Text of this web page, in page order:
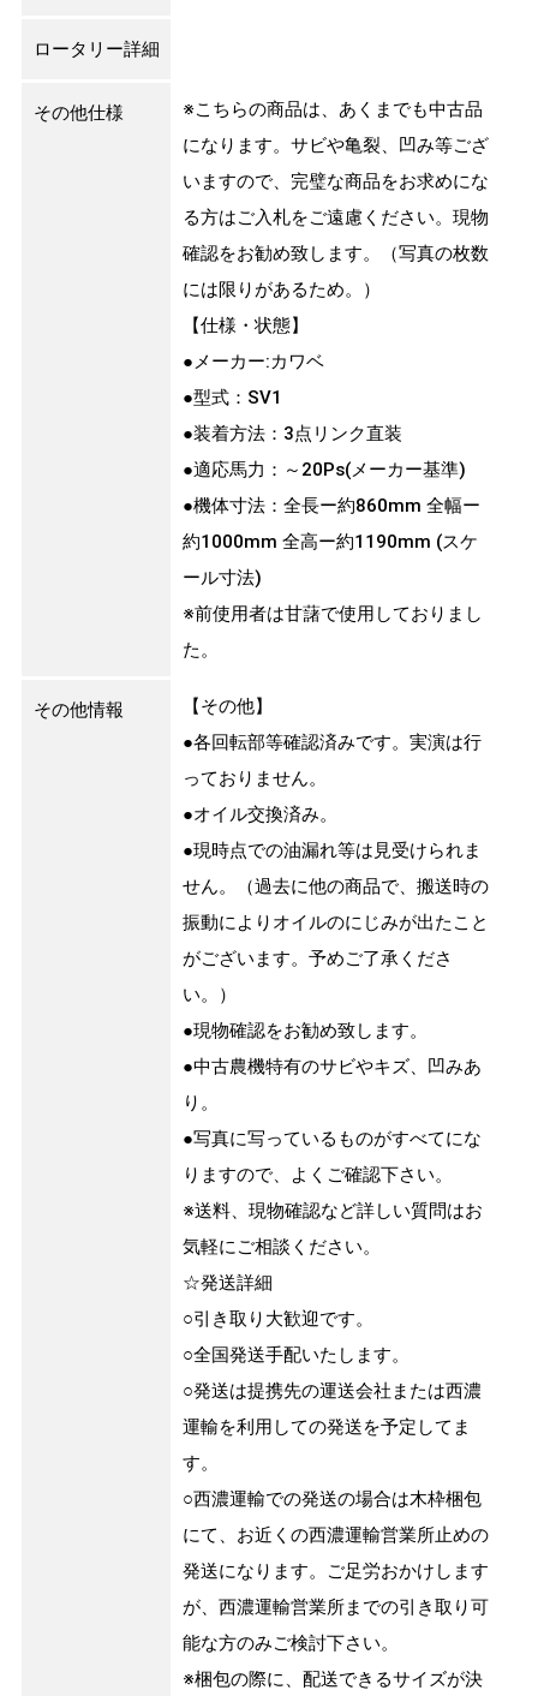
ロータリー詳細
その他仕様
※こちらの商品は、あくまでも中古品
になります。サビや亀裂、凹み等ござ
いますので、完璧な商品をお求めにな
る方はご入札をご遠慮ください。現物
確認をお勧め致します。（写真の枚数
には限りがあるため。）
【仕様・状態】
●メーカー:カワベ
●型式：SV1
●装着方法：3点リンク直装
●適応馬力：～20Ps(メーカー基準)
●機体寸法：全長ー約860mm 全幅ー
約1000mm 全高ー約1190mm (スケ
ール寸法)
※前使用者は甘藷で使用しておりまし
た。
その他情報
【その他】
●各回転部等確認済みです。実演は行
っておりません。
●オイル交換済み。
●現時点での油漏れ等は見受けられま
せん。（過去に他の商品で、搬送時の
振動によりオイルのにじみが出たこと
がございます。予めご了承くださ
い。）
●現物確認をお勧め致します。
●中古農機特有のサビやキズ、凹みあ
り。
●写真に写っているものがすべてにな
りますので、よくご確認下さい。
※送料、現物確認など詳しい質問はお
気軽にご相談ください。
☆発送詳細
○引き取り大歓迎です。
○全国発送手配いたします。
○発送は提携先の運送会社または西濃
運輸を利用しての発送を予定してま
す。
○西濃運輸での発送の場合は木枠梱包
にて、お近くの西濃運輸営業所止めの
発送になります。ご足労おかけします
が、西濃運輸営業所までの引き取り可
能な方のみご検討下さい。
※梱包の際に、配送できるサイズが決